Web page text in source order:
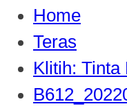
Home
Teras
Klitih: Tinta